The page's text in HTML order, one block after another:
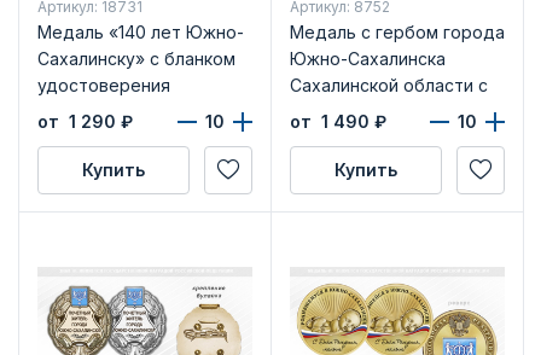
Артикул: 18731
Медаль «140 лет Южно-
Сахалинску» с бланком
удостоверения
от 1 290 ₽
Купить
Артикул: 8752
Медаль с гербом города
Южно-Сахалинска
Сахалинской области с
бланком удостоверения
от 1 490 ₽
Купить